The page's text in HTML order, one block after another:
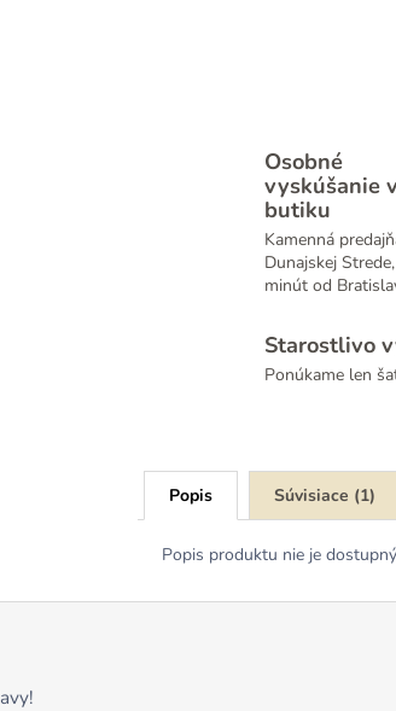
Osobné
vyskúšanie v
butiku
Kamenná
Dunajskej
minút od
Starostlivo
Ponúkame len
Popis Súvisiace (1)
Popis produktu nie je dostupný